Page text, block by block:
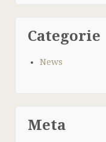
Categorie
News
Meta